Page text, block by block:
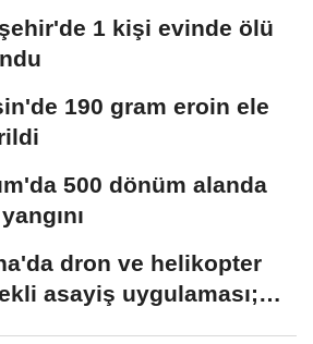
1 kişi evinde ölü
190 gram eroin ele
500 dönüm alanda
dron ve helikopter
asayiş uygulaması;